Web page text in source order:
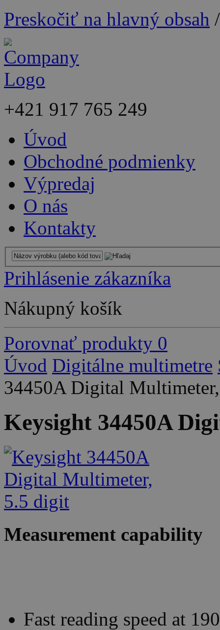
Preskočiť na hlavný obsah
+421 917 765 249
Úvod
Obchodné podmienky
Výpredaj
O nás
Kontakty
Prihlásenie zákazníka
Nákupný košík
Porovnať produkty 0
Úvod Digitálne multimetre
34450A Digital
Keysight 34450A
Measurement capability
Fast reading speed at